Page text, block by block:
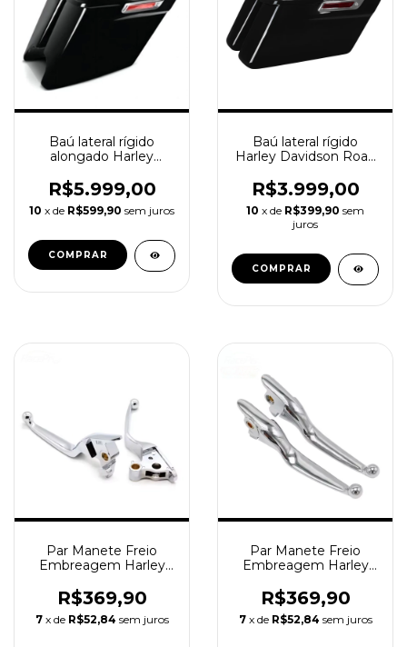
Baú lateral rígido
alongado Harley
Com alto Falantes
R$5.999,00
10 x de R$599,90 sem juros
Baú lateral rígido
Harley Davidson Road
alto Falantes
R$3.999,00
10 x de R$399,90 sem
juros
Par Manete Freio
Embreagem Harley
CHR
R$369,90
7 x de R$52,84 sem juros
Par Manete Freio
Embreagem Harley
20 CHR
R$369,90
7 x de R$52,84 sem juros